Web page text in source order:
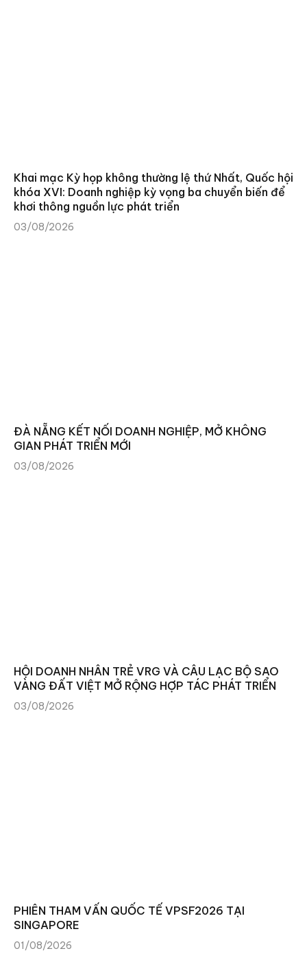
Khai mạc Kỳ họp không thường lệ thứ Nhất, Quốc hội
khóa XVI: Doanh nghiệp kỳ vọng ba chuyển biến để
khơi thông nguồn lực phát triển
03/08/2026
ĐÀ NẴNG KẾT NỐI DOANH NGHIỆP, MỞ KHÔNG
GIAN PHÁT TRIỂN MỚI
03/08/2026
HỘI DOANH NHÂN TRẺ VRG VÀ CÂU LẠC BỘ SAO
VÀNG ĐẤT VIỆT MỞ RỘNG HỢP TÁC PHÁT TRIỂN
03/08/2026
PHIÊN THAM VẤN QUỐC TẾ VPSF2026 TẠI
SINGAPORE
01/08/2026